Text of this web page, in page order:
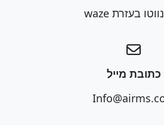
נווטו בעזרת waze
כתובת מייל